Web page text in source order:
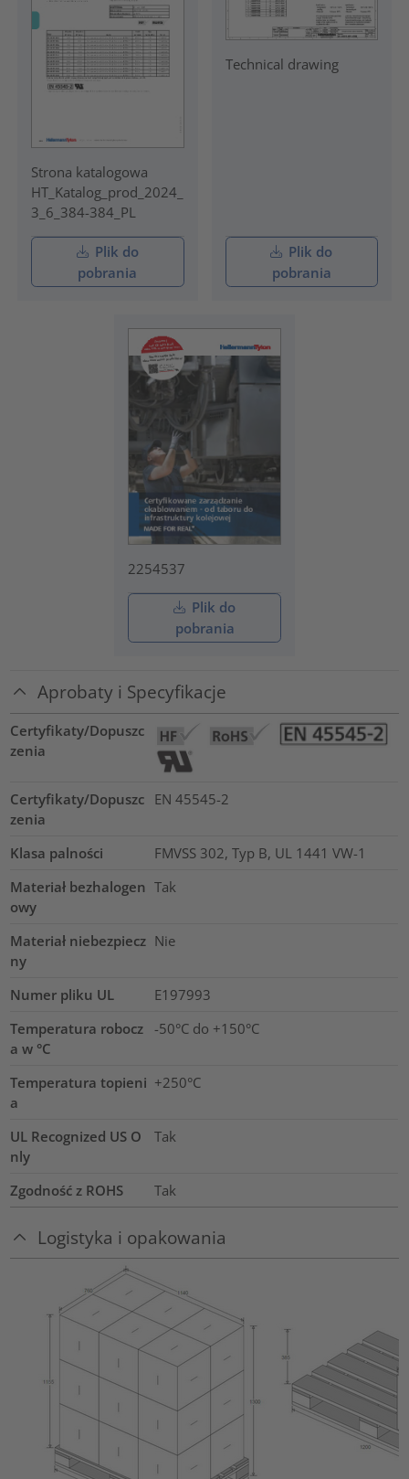
Strona katalogowa
HT_Katalog_prod_2024_
3_6_384-384_PL
Plik do
pobrania
Technical drawing
Plik do
pobrania
2254537
Plik do
pobrania
Aprobaty i Specyfikacje
Certyfikaty/Dopuszc
zenia
Certyfikaty/Dopuszc
zenia
EN 45545-2
Klasa palności
FMVSS 302, Typ B, UL 1441 VW-1
Materiał bezhalogen
owy
Tak
Materiał niebezpiecz
ny
Nie
Numer pliku UL
E197993
Temperatura robocz
a w °C
-50°C do +150°C
Temperatura topieni
a
+250°C
UL Recognized US O
nly
Tak
Zgodność z ROHS Tak
Logistyka i opakowania